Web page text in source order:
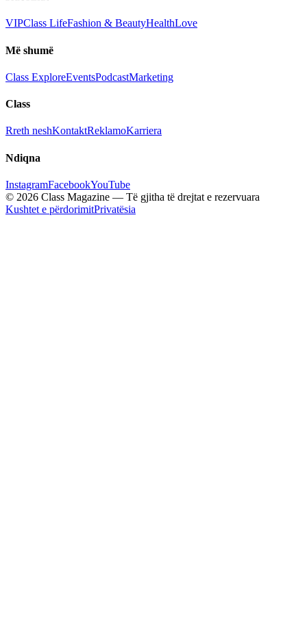
VIPClass LifeFashion & BeautyHealthLove
Më shumë
Class ExploreEventsPodcastMarketing
Class
Rreth neshKontaktReklamoKarriera
Ndiqna
InstagramFacebookYouTube
© 2026 Class Magazine — Të gjitha të drejtat e rezervuara
Kushtet e përdorimitPrivatësia